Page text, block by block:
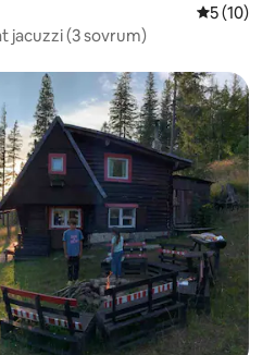
5 av 5 i
5 (10)
jacuzzi (3 sovrum)